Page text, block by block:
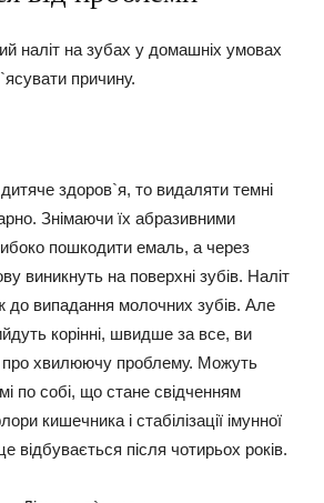
наліт на зубах у домашніх умовах
причину.
здоров`я, то видаляти темні
Знімаючи їх абразивними
пошкодити емаль, а через
виникнуть на поверхні зубів. Наліт
до випадання молочних зубів. Але
корінні, швидше за все, ви
про хвилюючу проблему. Можуть
по собі, що стане свідченням
кишечника і стабілізації імунної
відбувається після чотирьох років.